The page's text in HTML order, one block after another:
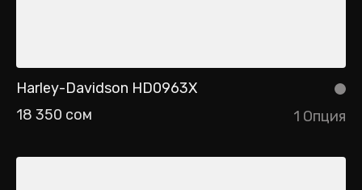
Harley-Davidson HD0963X
18 350 сом
1 Опция